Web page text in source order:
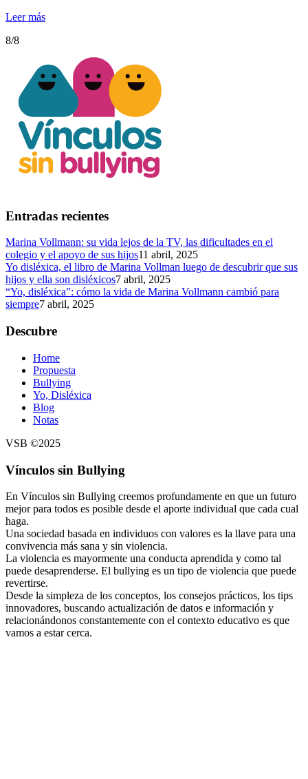
Leer más
8/8
Entradas recientes
Marina Vollmann: su vida lejos de la TV, las dificultades en el
colegio y el apoyo de sus hijos11 abril, 2025
Yo disléxica, el libro de Marina Vollman luego de descubrir que sus
hijos y ella son disléxicos7 abril, 2025
“Yo, disléxica”: cómo la vida de Marina Vollmann cambió para
siempre7 abril, 2025
Descubre
Home
Propuesta
Bullying
Yo, Disléxica
Blog
Notas
VSB ©2025
Vínculos sin Bullying
En Vínculos sin Bullying creemos profundamente en que un futuro
mejor para todos es posible desde el aporte individual que cada cual
haga.
Una sociedad basada en individuos con valores es la llave para una
convivencia más sana y sin violencia.
La violencia es mayormente una conducta aprendida y como tal
puede desaprenderse. El bullying es un tipo de violencia que puede
revertirse.
Desde la simpleza de los conceptos, los consejos prácticos, los tips
innovadores, buscando actualización de datos e información y
relacionándonos constantemente con el contexto educativo es que
vamos a estar cerca.